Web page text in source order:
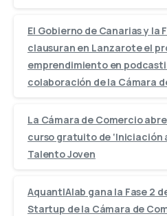
El Gobierno de Canarias y la
clausuran en Lanzarote el
emprendimiento en
colaboración de la Cámara
La Cámara de Comercio
curso gratuito de ‘Iniciación
Talento Joven
AquantIAlab gana la Fase 2
Startup de la Cámara de